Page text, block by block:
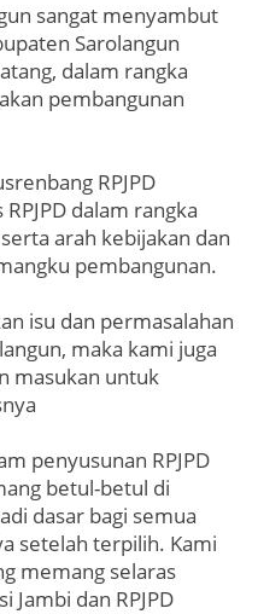
sangat menyambut
Sarolangun
dalam rangka
pembangunan
RPJPD
dalam rangka
arah kebijakan dan
pembangunan.
isu dan permasalahan
maka kami juga
masukan untuk
penyusunan RPJPD
betul-betul di
dasar bagi semua
setelah terpilih. Kami
memang selaras
Jambi dan RPJPD